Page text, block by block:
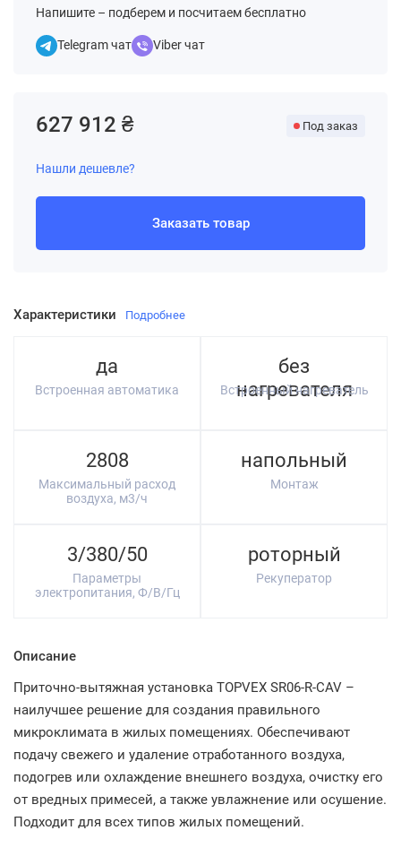
Напишите – подберем и посчитаем бесплатно
Telegram чат Viber чат
Характеристики Подробнее
да
Встроенная автоматика
без
нагревателя
Встроенный нагреватель
2808
Максимальный расход
воздуха, м3/ч
напольный
Монтаж
3/380/50
Параметры
электропитания, Ф/В/Гц
роторный
Рекуператор
Описание
Приточно-вытяжная установка TOPVEX SR06-R-CAV –
наилучшее решение для создания правильного
микроклимата в жилых помещениях. Обеспечивают
подачу свежего и удаление отработанного воздуха,
подогрев или охлаждение внешнего воздуха, очистку его
от вредных примесей, а также увлажнение или осушение.
Подходит для всех типов жилых помещений.
627 912 ₴ Под заказ
Нашли дешевле?
Заказать товар